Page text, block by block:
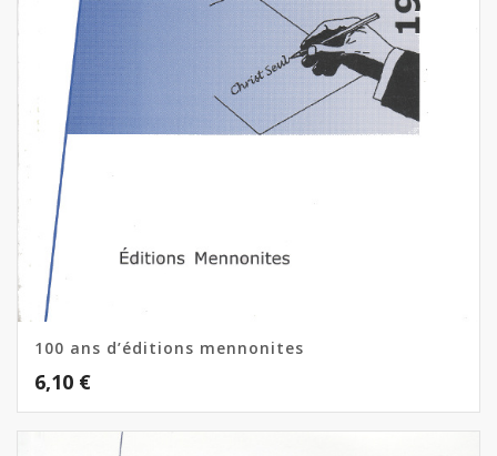
100 ans d’éditions mennonites
6,10 €